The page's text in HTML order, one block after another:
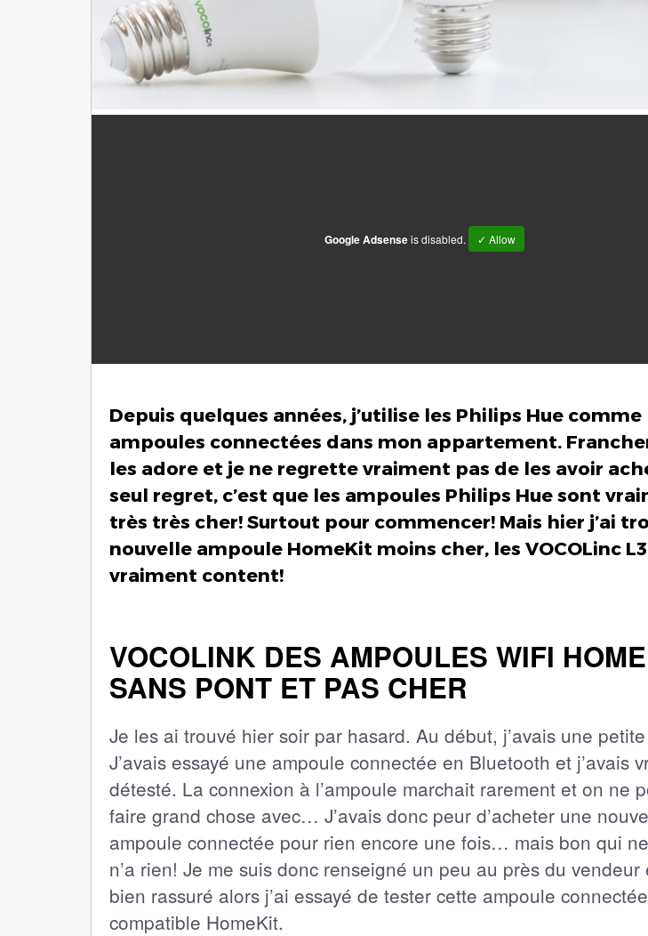
Google Adsenseis disabled. ✓ Allow
Depuis quelques années, j’utilise les Philips Hue comme
ampoules connectées dans mon appartement.
les adore et je ne regrette vraiment pas de les avoir
seul regret, c’est que les ampoules Philips Hue sont
très très cher! Surtout pour commencer! Mais hier j’ai
nouvelle ampoule HomeKit moins cher, les VOCOLinc
vraiment content!
VOCOLINK DES AMPOULES WIFI
SANS PONT ET PAS CHER
Je les ai trouvé hier soir par hasard. Au début, j’avais une
J’avais essayé une ampoule connectée en Bluetooth et j’avais
détesté. La connexion à l’ampoule marchait rarement et on ne
faire grand chose avec… J’avais donc peur d’acheter une
ampoule connectée pour rien encore une fois… mais bon qui
n’a rien! Je me suis donc renseigné un peu au près du vendeur
bien rassuré alors j’ai essayé de tester cette ampoule connectée
compatible HomeKit.